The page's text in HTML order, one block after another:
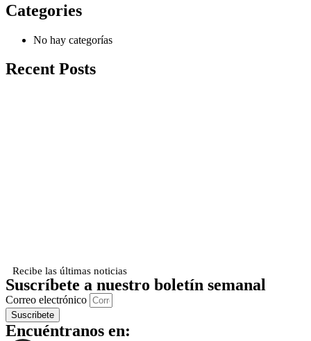
Categories
No hay categorías
Recent Posts
Recibe las últimas noticias
Suscríbete a nuestro boletín semanal
Correo electrónico
Suscribete
Encuéntranos en: